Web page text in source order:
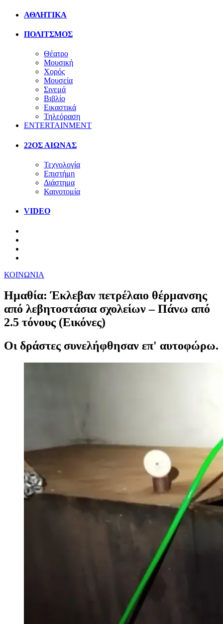
ΑΘΛΗΤΙΚΑ
ΠΟΛΙΤΣΜΟΣ
Θέατρο
Μουσική
Χορός
Μουσεία
Σινεμά
Βιβλίο
Εικαστικά
Τηλεόραση
ENTERTAINMENT
22ΟΣ ΑΙΩΝΑΣ
Τεχνολογία
Επιστήμη
Διάστημα
Καινοτομία
VIDEO
ΚΟΙΝΩΝΙΑ
Ημαθία: Έκλεβαν πετρέλαιο θέρμανσης
από λεβητοστάσια σχολείων – Πάνω από
2.5 τόνους (Εικόνες)
Οι δράστες συνελήφθησαν επ' αυτοφώρω.